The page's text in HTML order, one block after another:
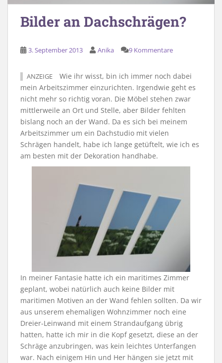
Bilder an Dachschrägen?
3. September 2013 Anika 9 Kommentare
ANZEIGE
Wie ihr wisst, bin ich immer noch dabei
mein Arbeitszimmer einzurichten. Irgendwie geht es
nicht mehr so richtig voran. Die Möbel stehen zwar
mittlerweile an Ort und Stelle, aber Bilder fehlten
bislang noch an der Wand. Da es sich bei meinem
Arbeitszimmer um ein Dachstudio mit vielen
Schrägen handelt, habe ich lange getüftelt, wie ich es
am besten mit der Dekoration handhabe.
In meiner Fantasie hatte ich ein maritimes Zimmer
geplant, wobei natürlich auch keine Bilder mit
maritimen Motiven an der Wand fehlen sollten. Da wir
aus unserem ehemaligen Wohnzimmer noch eine
Dreier-Leinwand mit einem Strandaufgang übrig
hatten, hatte ich mir in die Kopf gesetzt, diese an der
Schräge anzubringen, was kein leichtes Unterfangen
war. Nach einigem Hin und Her hängen sie jetzt mit